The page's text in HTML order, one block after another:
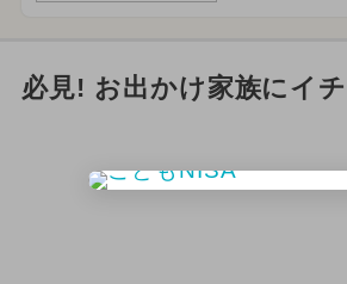
必見! お出かけ家族にイ